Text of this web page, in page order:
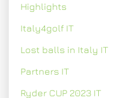
Highlights
Italy4golf IT
Lost balls in Italy IT
Partners IT
Ryder CUP 2023 IT